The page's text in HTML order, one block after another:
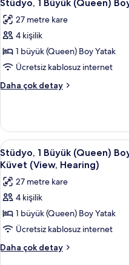
Yatak,
Şehir
Manzaralı
daha
fazla
1
Büyük
(Queen)
Boy
Yatak,
Havuz
Manzaralı
tüm
fotoğrafları
görün
Stüdyo, 1 Büyük (Queen)
27 metre kare
4 kişilik
1 büyük (Queen) Boy Yatak
Ücretsiz kablosuz internet
Daha çok detay
Stüdyo,
Boy
Yatak,
Havuz
Manzaralı
hakkında
daha
fazla
Stüdyo,
1
Büyük
(Queen)
Boy
Yatak,
Engellilere
Uygun,
8
Stüdyo, 1 Büyük (Queen)
Küvet (View, Hearing)
27 metre kare
4 kişilik
1 büyük (Queen) Boy Yatak
Ücretsiz kablosuz internet
Daha çok detay
Stüdyo,